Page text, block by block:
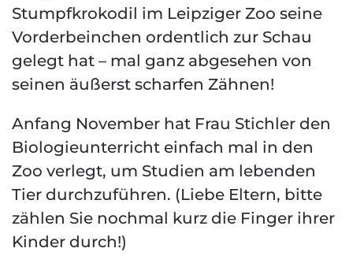
Stumpfkrokodil im Leipziger Zoo seine
Vorderbeinchen ordentlich zur Schau
gelegt hat – mal ganz abgesehen von
seinen äußerst scharfen Zähnen!
Anfang November hat Frau Stichler den
Biologieunterricht einfach mal in den
Zoo verlegt, um Studien am lebenden
Tier durchzuführen. (Liebe Eltern, bitte
zählen Sie nochmal kurz die Finger ihrer
Kinder durch!)